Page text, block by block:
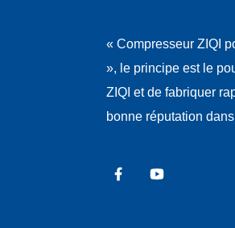
« Compresseur ZIQI
», le principe est le
ZIQI et de fabriquer
bonne réputation